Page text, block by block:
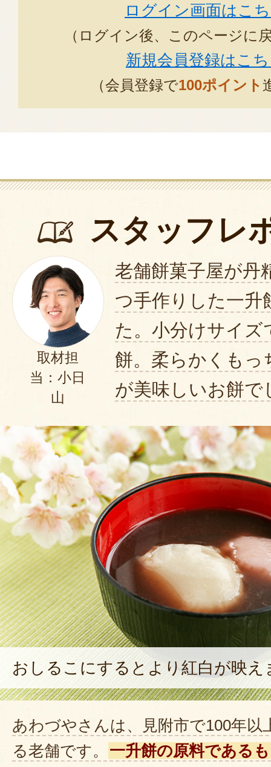
お餅は重かったようで泣いてし
く過ごしました
小分けだったので その後に皆に
です。
お孫様が一升餅の重さに泣いて
思い出になったら幸いです。
お祝いのご様子、お餅の感想も
思います。
またご縁がありましたら、よろ
ます。
この度のご注文まことにあり
2025年02月
個包装とお名前シールに惹かれ、
を購入させて頂きました。長岡の
き、選び取りカードがとても盛り
普段お世話になっている友人など
き、皆でお餅を食べることができ
す。次男のときも、同じ商品を購
ありがとうございました。
2024年11月10
この度はご購入ありがとうござ
お届け希望日に無事到着し、ご
時間を過ごされたとのこと、私
います。
またご縁がありましたら、よろ
この度のご注文まことにありが
2024年11月
ログイン画面はこ
（ログイン後、このページに
新規会員登録はこ
（会員登録で100ポイント
スタッフレ
取材担
当：小日
山
老舗餅菓子屋が丹
つ手作りした一升
た。小分けサイズ
餅。柔らかくもっ
が美味しいお餅で
おしるこにするとより紅白が映え
あわづやさんは、見附市で100年以
る老舗です。
一升餅の原料である